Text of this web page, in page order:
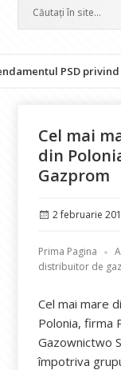
PSD privind
Cel mai
din
Gazprom
Publicat
2 februarie
Prima Pagina
distribuitor de
Cel mai mare
Polonia, firma
Gazownictwo
împotriva